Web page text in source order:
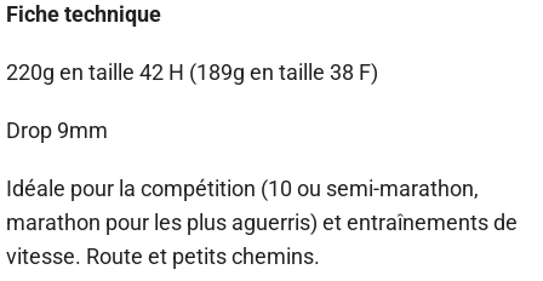
Fiche technique
220g en taille 42 H (189g en taille 38 F)
Drop 9mm
Idéale pour la compétition (10 ou semi-marathon,
marathon pour les plus aguerris) et entraînements de
vitesse. Route et petits chemins.